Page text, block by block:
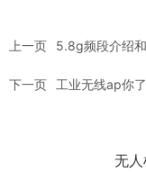
上一页 5.8g频段介绍
下一页 工业无线ap你
无